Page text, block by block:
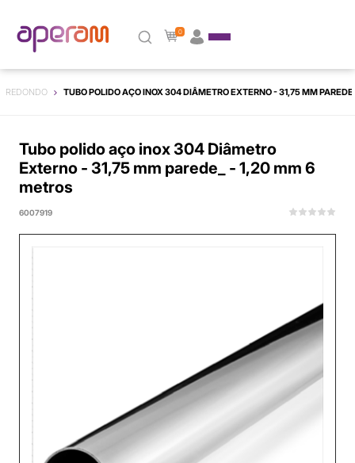
0
REDONDO TUBO POLIDO AÇO INOX 304 DIÂMETRO EXTERNO - 31,75 MM
Tubo polido aço inox 304 Diâmetro
Externo - 31,75 mm parede_ - 1,20 mm 6
metros
6007919